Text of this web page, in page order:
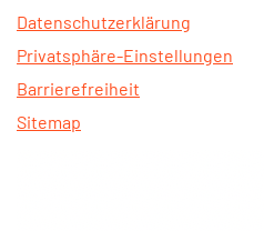
Datenschutzerklärung
Privatsphäre-Einstellungen
Barrierefreiheit
Sitemap